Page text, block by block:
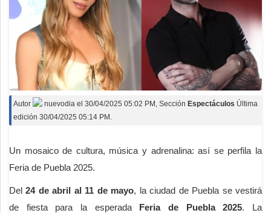
Autor nuevodia el 30/04/2025 05:02 PM , Sección Espectáculos Última
edición 30/04/2025 05:14 PM.
Un mosaico de cultura, música y adrenalina: así se perfila la
Feria de Puebla 2025.
Del24 de abril al 11 de mayo, la ciudad de Puebla se vestirá
de fiesta para la esperada Feria de Puebla 2025. La